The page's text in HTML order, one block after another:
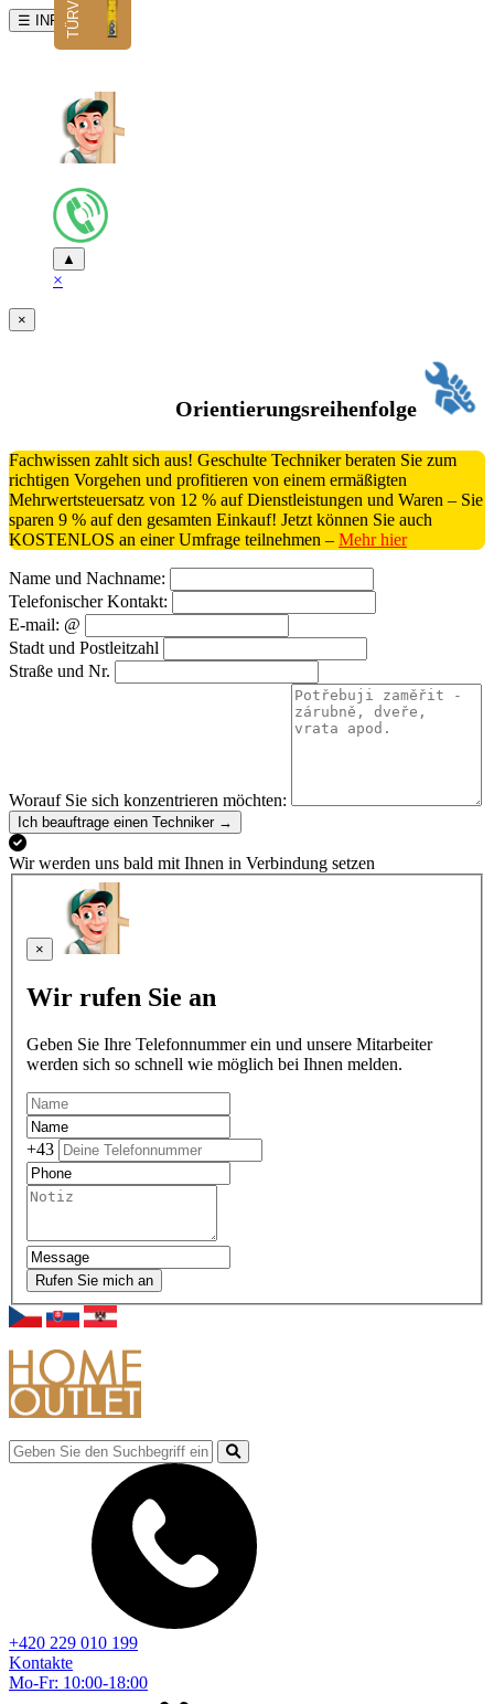
☰ INFO
▲
×
×
Orientierungsreihenfolge
Fachwissen zahlt sich aus! Geschulte Techniker beraten Sie zum
richtigen Vorgehen und profitieren von einem ermäßigten
Mehrwertsteuersatz von 12 % auf Dienstleistungen und Waren – Sie
sparen 9 % auf den gesamten Einkauf! Jetzt können Sie auch
KOSTENLOS an einer Umfrage teilnehmen – Mehr hier
Name und Nachname:
Telefonischer Kontakt:
E-mail: @
Stadt und Postleitzahl
Straße und Nr.
Worauf Sie sich konzentrieren möchten:
Ich beauftrage einen Techniker →
Wir werden uns bald mit Ihnen in Verbindung setzen
×
Wir rufen Sie an
Geben Sie Ihre Telefonnummer ein und unsere Mitarbeiter
werden sich so schnell wie möglich bei Ihnen melden.
+43
Rufen Sie mich an
+420 229 010 199
Kontakte
Mo-Fr: 10:00-18:00